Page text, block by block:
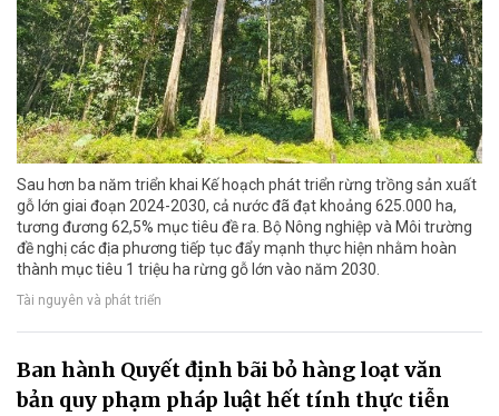
Sau hơn ba năm triển khai Kế hoạch phát triển rừng trồng sản xuất
gỗ lớn giai đoạn 2024-2030, cả nước đã đạt khoảng 625.000 ha,
tương đương 62,5% mục tiêu đề ra. Bộ Nông nghiệp và Môi trường
đề nghị các địa phương tiếp tục đẩy mạnh thực hiện nhằm hoàn
thành mục tiêu 1 triệu ha rừng gỗ lớn vào năm 2030.
Tài nguyên và phát triển
Ban hành Quyết định bãi bỏ hàng loạt văn
bản quy phạm pháp luật hết tính thực tiễn